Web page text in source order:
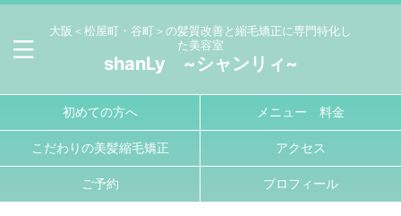
大阪＜松屋町・谷町＞の髪質改善と縮毛矯正に専門特化し
た美容室
shanLy ~シャンリィ~
初めての方へ メニュー 料金
こだわりの美髪縮毛矯正 アクセス
ご予約 プロフィール